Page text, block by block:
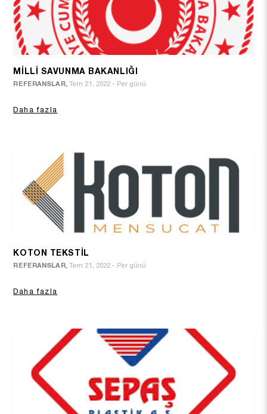
MİLLİ SAVUNMA BAKANLIĞI
REFERANSLAR, Tem 21, 2022 - Per günü
Daha fazla
KOTON TEKSTİL
REFERANSLAR, Tem 21, 2022 - Per günü
Daha fazla